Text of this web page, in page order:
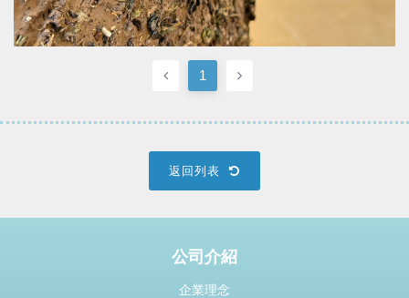
1
返回列表
公司介紹
企業理念